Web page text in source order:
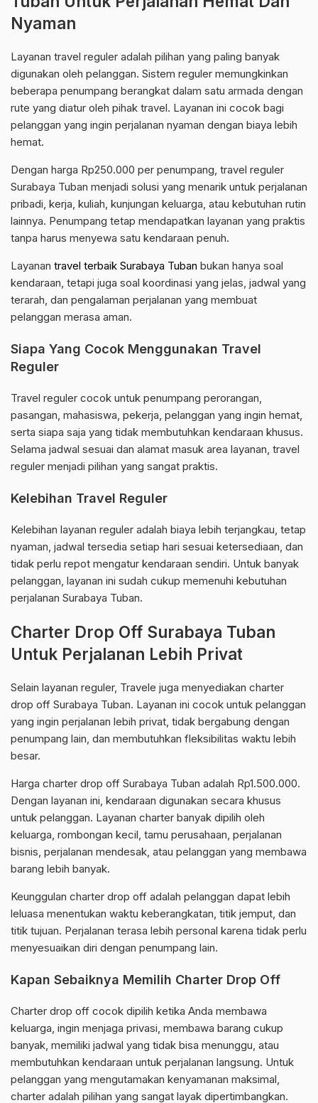
Nyaman
Layanan travel reguler adalah pilihan yang paling banyak
digunakan oleh pelanggan. Sistem reguler memungkinkan
beberapa penumpang berangkat dalam satu armada dengan
rute yang diatur oleh pihak travel. Layanan ini cocok bagi
pelanggan yang ingin perjalanan nyaman dengan biaya lebih
hemat.
Dengan harga Rp250.000 per penumpang, travel reguler
Surabaya Tuban menjadi solusi yang menarik untuk perjalanan
pribadi, kerja, kuliah, kunjungan keluarga, atau kebutuhan rutin
lainnya. Penumpang tetap mendapatkan layanan yang praktis
tanpa harus menyewa satu kendaraan penuh.
Layanan travel terbaik Surabaya Tuban bukan hanya soal
kendaraan, tetapi juga soal koordinasi yang jelas, jadwal yang
terarah, dan pengalaman perjalanan yang membuat
pelanggan merasa aman.
Siapa Yang Cocok Menggunakan Travel
Reguler
Travel reguler cocok untuk penumpang perorangan,
pasangan, mahasiswa, pekerja, pelanggan yang ingin hemat,
serta siapa saja yang tidak membutuhkan kendaraan khusus.
Selama jadwal sesuai dan alamat masuk area layanan, travel
reguler menjadi pilihan yang sangat praktis.
Kelebihan Travel Reguler
Kelebihan layanan reguler adalah biaya lebih terjangkau, tetap
nyaman, jadwal tersedia setiap hari sesuai ketersediaan, dan
tidak perlu repot mengatur kendaraan sendiri. Untuk banyak
pelanggan, layanan ini sudah cukup memenuhi kebutuhan
perjalanan Surabaya Tuban.
Charter Drop Off Surabaya Tuban
Untuk Perjalanan Lebih Privat
Selain layanan reguler, Travele juga menyediakan charter
drop off Surabaya Tuban. Layanan ini cocok untuk pelanggan
yang ingin perjalanan lebih privat, tidak bergabung dengan
penumpang lain, dan membutuhkan fleksibilitas waktu lebih
besar.
Harga charter drop off Surabaya Tuban adalah Rp1.500.000.
Dengan layanan ini, kendaraan digunakan secara khusus
untuk pelanggan. Layanan charter banyak dipilih oleh
keluarga, rombongan kecil, tamu perusahaan, perjalanan
bisnis, perjalanan mendesak, atau pelanggan yang membawa
barang lebih banyak.
Keunggulan charter drop off adalah pelanggan dapat lebih
leluasa menentukan waktu keberangkatan, titik jemput, dan
titik tujuan. Perjalanan terasa lebih personal karena tidak perlu
menyesuaikan diri dengan penumpang lain.
Kapan Sebaiknya Memilih Charter Drop Off
Charter drop off cocok dipilih ketika Anda membawa
keluarga, ingin menjaga privasi, membawa barang cukup
banyak, memiliki jadwal yang tidak bisa menunggu, atau
membutuhkan kendaraan untuk perjalanan langsung. Untuk
pelanggan yang mengutamakan kenyamanan maksimal,
charter adalah pilihan yang sangat layak dipertimbangkan.